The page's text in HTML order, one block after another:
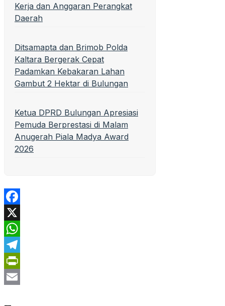
Kerja dan Anggaran Perangkat
Daerah
Ditsamapta dan Brimob Polda
Kaltara Bergerak Cepat
Padamkan Kebakaran Lahan
Gambut 2 Hektar di Bulungan
Ketua DPRD Bulungan Apresiasi
Pemuda Berprestasi di Malam
Anugerah Piala Madya Award
2026
Facebook
X
WhatsApp
Telegram
PrintFriendly